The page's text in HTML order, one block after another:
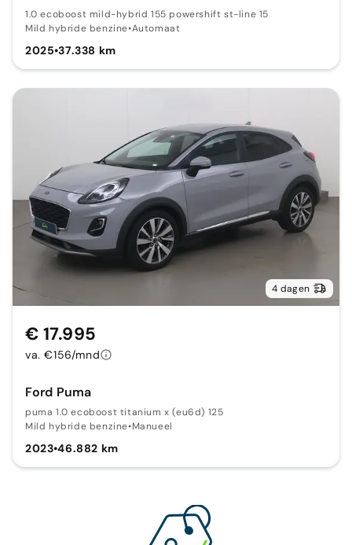
1.0 ecoboost mild-hybrid 155 powershift st-line 15
Mild hybride benzine•Automaat
2025•37.338 km
4 dagen
Ford Puma
puma 1.0 ecoboost titanium x (eu6d) 125
Mild hybride benzine•Manueel
2023•46.882 km
€ 17.995
va. €156/mnd